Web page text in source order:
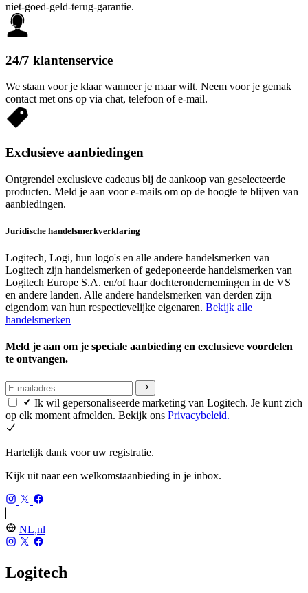
niet-goed-geld-terug-garantie.
24/7 klantenservice
We staan voor je klaar wanneer je maar wilt. Neem voor je gemak
contact met ons op via chat, telefoon of e-mail.
Exclusieve aanbiedingen
Ontgrendel exclusieve cadeaus bij de aankoop van geselecteerde
producten. Meld je aan voor e-mails om op de hoogte te blijven van
aanbiedingen.
Juridische handelsmerkverklaring
Logitech, Logi, hun logo's en alle andere handelsmerken van
Logitech zijn handelsmerken of gedeponeerde handelsmerken van
Logitech Europe S.A. en/of haar dochterondernemingen in de VS
en andere landen. Alle andere handelsmerken van derden zijn
eigendom van hun respectievelijke eigenaren. Bekijk alle
handelsmerken
Meld je aan om je speciale aanbieding en exclusieve voordelen
te ontvangen.
Ik wil gepersonaliseerde marketing van Logitech. Je kunt zich
op elk moment afmelden. Bekijk ons Privacybeleid.
Hartelijk dank voor uw registratie.
Kijk uit naar een welkomstaanbieding in je inbox.
NL,nl
Logitech